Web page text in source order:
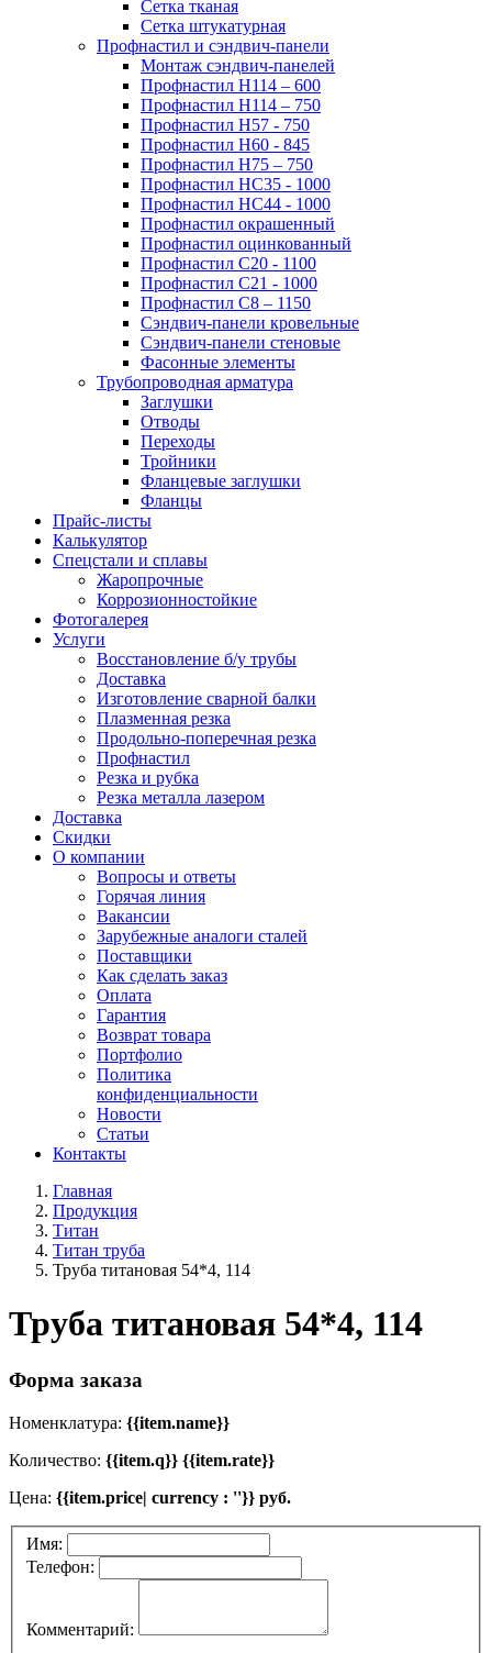
Сетка тканая
Сетка штукатурная
Профнастил и сэндвич-панели
Монтаж сэндвич-панелей
Профнастил Н114 – 600
Профнастил Н114 – 750
Профнастил Н57 - 750
Профнастил Н60 - 845
Профнастил Н75 – 750
Профнастил НС35 - 1000
Профнастил НС44 - 1000
Профнастил окрашенный
Профнастил оцинкованный
Профнастил С20 - 1100
Профнастил С21 - 1000
Профнастил С8 – 1150
Сэндвич-панели кровельные
Сэндвич-панели стеновые
Фасонные элементы
Трубопроводная арматура
Заглушки
Отводы
Переходы
Тройники
Фланцевые заглушки
Фланцы
Прайс-листы
Калькулятор
Спецстали и сплавы
Жаропрочные
Коррозионностойкие
Фотогалерея
Услуги
Восстановление б/у трубы
Доставка
Изготовление сварной балки
Плазменная резка
Продольно-поперечная резка
Профнастил
Резка и рубка
Резка металла лазером
Доставка
Скидки
О компании
Вопросы и ответы
Горячая линия
Вакансии
Зарубежные аналоги сталей
Поставщики
Как сделать заказ
Оплата
Гарантия
Возврат товара
Портфолио
Политика
конфиденциальности
Новости
Статьи
Контакты
Главная
Продукция
Титан
Титан труба
Труба титановая 54*4, 114
Труба титановая 54*4, 114
Форма заказа
Номенклатура: {{item.name}}
Количество: {{item.q}} {{item.rate}}
Цена: {{item.price| currency : ''}} руб.
Имя:
Телефон:
Комментарий: